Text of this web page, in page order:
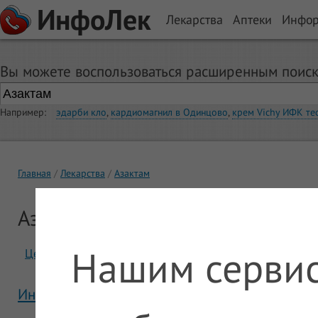
ИнфоЛек Лекарства Аптеки
Вы можете воспользоваться расширенным
Например: эдарби кло, кардиомагнил в Одинцово, крем Vichy ИФК
Главная Лекарства Азактам
Азактам
Цены Отзывы
Инструкция Азактам
Нашим